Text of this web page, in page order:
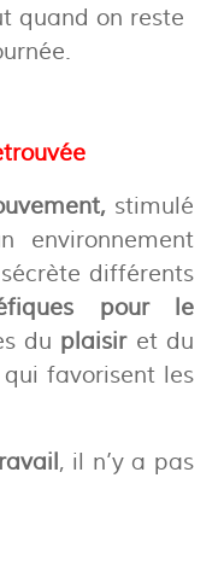
quand on reste
stimulé
environnement
différents
pour le
du plaisiret du
favorisent les
, il n’y a pas